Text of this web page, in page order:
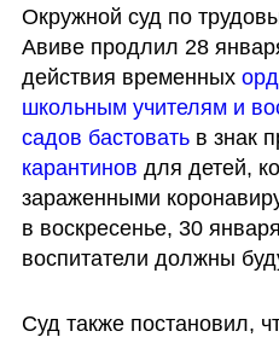
Окружной суд по
Авиве продлил 28
действия временных
школьным учителям и
садов бастовать в знак
карантинов для детей,
зараженными
в воскресенье, 30
воспитатели должны
Суд также постановил,